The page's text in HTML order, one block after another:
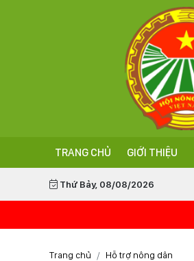
TRANG CHỦ GIỚI THIỆU
Thứ Bảy, 08/08/2026
Trang chủ Hỗ trợ nông dân